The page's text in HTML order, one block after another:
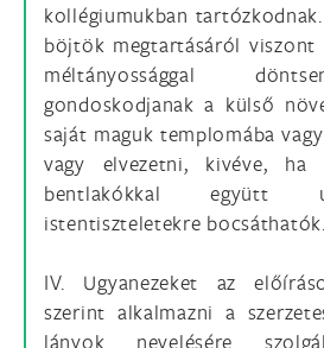
kollégiumukban
böjtök megtartásáról viszont
méltányossággal
gondoskodjanak a külső
saját maguk templomába
vagy elvezetni, kivéve,
bentlakókkal együtt
istentiszteletekre bocsáthatók.
IV. Ugyanezeket az
szerint alkalmazni a
lányok nevelésére